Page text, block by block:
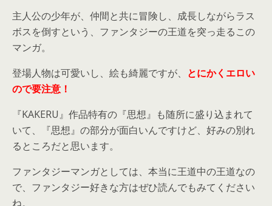
主人公の少年が、仲間と共に冒険し、成長しながらラス
ボスを倒すという、ファンタジーの王道を突っ走るこの
マンガ。
登場人物は可愛いし、絵も綺麗ですが、 とにかくエロい
ので要注意！
『KAKERU』作品特有の『思想』も随所に盛り込まれて
いて、『思想』の部分が面白いんですけど、好みの別れ
るところだと思います。
ファンタジーマンガとしては、本当に王道中の王道なの
で、ファンタジー好きな方はぜひ読んでもみてください
ね。